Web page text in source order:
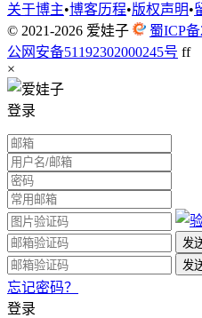
关于博主•博客历程•版权声明•
© 2021-2026 爱娃子 蜀ICP
公网安备51192302000245号 ff
×
登录
忘记密码？
登录